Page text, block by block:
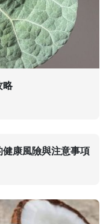
略
康風險與注意事項